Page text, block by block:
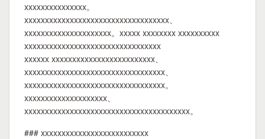
xxxxxxxxxxxxxxx。
xxxxxxxxxxxxxxxxxxxxxxxxxxxxxxxxxxx、
xxxxxxxxxxxxxxxxxxxxx。xxxxx xxxxxxxx xxxxxxxxxx
xxxxxxxxxxxxxxxxxxxxxxxxxxxxxxxxx
xxxxxx xxxxxxxxxxxxxxxxxxxxxxxxx、
xxxxxxxxxxxxxxxxxxxxxxxxxxxxxxxxxx、
xxxxxxxxxxxxxxxxxxxxxxxxxxxxxxxxxx。
xxxxxxxxxxxxxxxxxxxx、
xxxxxxxxxxxxxxxxxxxxxxxxxxxxxxxxxxxxxxxx。
### xxxxxxxxxxxxxxxxxxxxxxxxxx